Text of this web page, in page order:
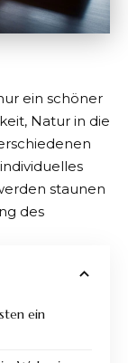
ein schöner
Natur in die
staunen
des
ein